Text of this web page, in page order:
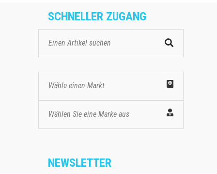
SCHNELLER ZUGANG
Wähle einen Markt
Wählen Sie eine Marke aus
NEWSLETTER